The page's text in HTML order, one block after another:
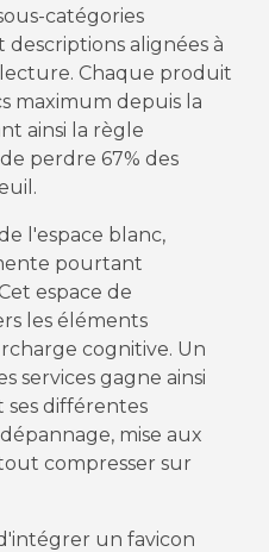
catégories
alignées à
Chaque produit
maximum depuis la
ainsi la règle
perdre 67% des
l'espace blanc,
pourtant
espace de
les éléments
cognitive. Un
services gagne ainsi
ses différentes
mise aux
compresser sur
un favicon